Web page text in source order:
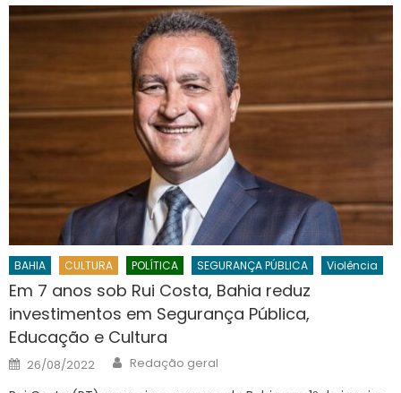
BAHIA CULTURA POLÍTICA SEGURANÇA PÚBLICA Violência
Em 7 anos sob Rui Costa, Bahia reduz
investimentos em Segurança Pública,
Educação e Cultura
Posted
on
26/08/2022 Author
Redação geral